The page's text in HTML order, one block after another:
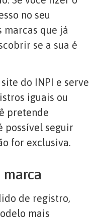
no seu
marcas que já
se a sua é
do INPI e serve
iguais ou
pretende
possível seguir
for exclusiva.
de registro,
mais